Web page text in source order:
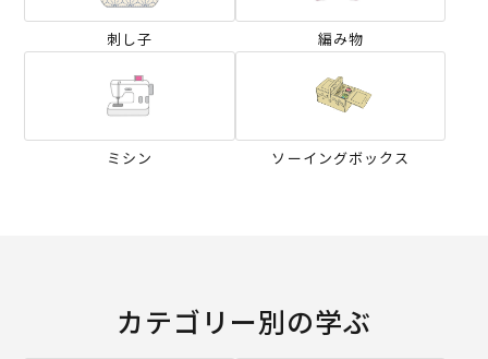
刺し子 編み物
ミシン ソーイングボックス
カテゴリー別の学ぶ